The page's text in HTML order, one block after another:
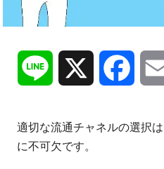
Line
適切な流通チャネルの選択
に不可欠です。